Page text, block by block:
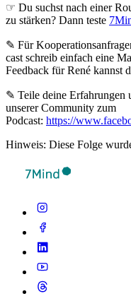
☞ Du suchst nach einer
zu stärken? Dann teste
✎ Für
cast schreib ein­fach eine
Feedback für René kannst
✎ Teile deine Erfahrungen
unserer Community zum
Podcast: https://
Hinweis: Diese Folge